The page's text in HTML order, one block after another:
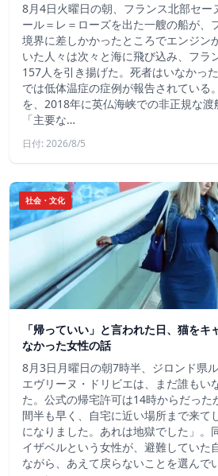
8月4日火曜日の朝、フランス北部セー
ール＝レ＝ローズを出た一艘の船が、
境界に差しかかったところでエンジン
いた人々は次々と海に飛び込み、フラ
157人を引き揚げた。死者はいなかっ
では低体温症の症例が報告されている
を、2018年に英仏海峡での非正規な
「主要な…
日付: 2026/8/5
社会・文化
「帰っていい」と言われた日、猫を
なかった女性の話
8月3日月曜日の朝7時半、ジロンド県
エヴリーヌ・ドリビエは、まだ誰もい
た。公式の帰宅許可は14時からだった
間半も早く、自宅に近い場所まで来て
になりました。あれは地獄でした」。
イザベルという女性が、避難していた
ながら、あえて戻らないことを選んで